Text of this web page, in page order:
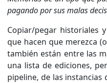
pagando por sus malas
Copiar/pegar historiales
que hacen que merezca
también están entre las
una lista de ediciones,
pipeline, de las instancias